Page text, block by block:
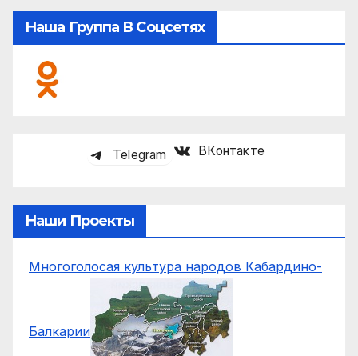
Наша Группа В Соцсетях
Telegram ВКонтакте
Наши Проекты
Многоголосая культура народов Кабардино-
Балкарии